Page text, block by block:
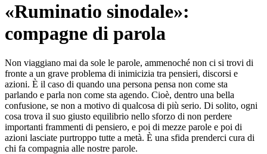
«Ruminatio sinodale»:
compagne di parola
Non viaggiano mai da sole le parole, ammenoché non ci si trovi di
fronte a un grave problema di inimicizia tra pensieri, discorsi e
azioni. È il caso di quando una persona pensa non come sta
parlando e parla non come sta agendo. Cioè, dentro una bella
confusione, se non a motivo di qualcosa di più serio. Di solito, ogni
cosa trova il suo giusto equilibrio nello sforzo di non perdere
importanti frammenti di pensiero, e poi di mezze parole e poi di
azioni lasciate purtroppo tutte a metà. È una sfida prenderci cura di
chi fa compagnia alle nostre parole.